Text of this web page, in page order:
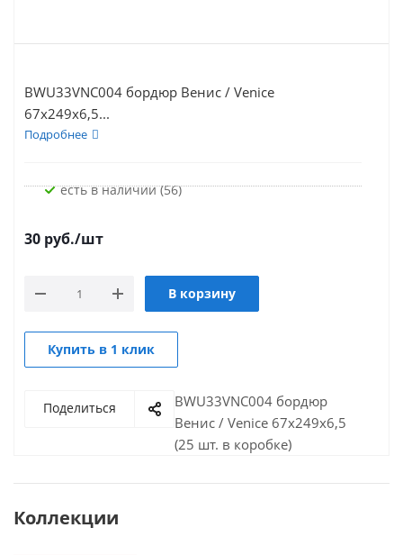
BWU33VNC004 бордюр Венис / Venice
67x249x6,5...
Подробнее
Есть в наличии (56)
30 руб./шт
В корзину
Купить в 1 клик
Поделиться
BWU33VNC004 бордюр
Венис / Venice 67x249x6,5
(25 шт. в коробке)
Коллекции